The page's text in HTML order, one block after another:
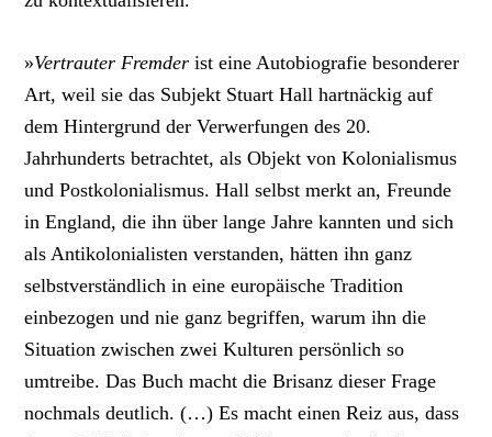
»Vertrauter Fremder ist eine Autobiografie besonderer
Art, weil sie das Subjekt Stuart Hall hartnäckig auf
dem Hintergrund der Verwerfungen des 20.
Jahrhunderts betrachtet, als Objekt von Kolonialismus
und Postkolonialismus. Hall selbst merkt an, Freunde
in England, die ihn über lange Jahre kannten und sich
als Antikolonialisten verstanden, hätten ihn ganz
selbstverständlich in eine europäische Tradition
einbezogen und nie ganz begriffen, warum ihn die
Situation zwischen zwei Kulturen persönlich so
umtreibe. Das Buch macht die Brisanz dieser Frage
nochmals deutlich. (…)Es macht einen Reiz aus, dass